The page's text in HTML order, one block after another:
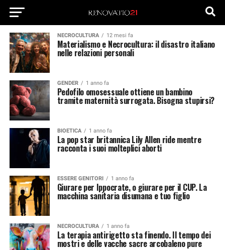
NECROCULTURA 12 mesi fa
Materialismo e Necrocultura: il disastro italiano
nelle relazioni personali
GENDER 1 anno fa
Pedofilo omosessuale ottiene un bambino
tramite maternità surrogata. Bisogna stupirsi?
BIOETICA 1 anno fa
La pop star britannica Lily Allen ride mentre
racconta i suoi molteplici aborti
ESSERE GENITORI 1 anno fa
Giurare per Ippocrate, o giurare per il CUP. La
macchina sanitaria disumana e tuo figlio
NECROCULTURA 1 anno fa
La terapia antirigetto sta finendo. Il tempo dei
mostri e delle vacche sacre arcobaleno pure